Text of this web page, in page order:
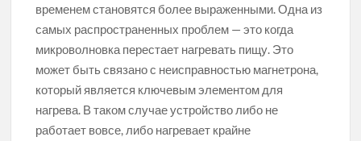
временем становятся более выраженными. Одна из
самых распространенных проблем — это когда
микроволновка перестает нагревать пищу. Это
может быть связано с неисправностью магнетрона,
который является ключевым элементом для
нагрева. В таком случае устройство либо не
работает вовсе, либо нагревает крайне